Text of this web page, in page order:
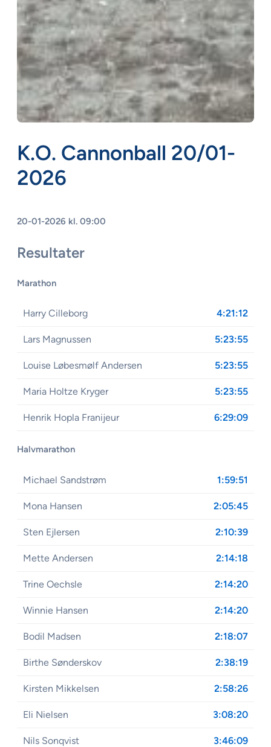
K.O. Cannonball 20/01-
2026
20-01-2026 kl. 09:00
Resultater
Marathon
Harry Cilleborg 4:21:12
Lars Magnussen 5:23:55
Louise Løbesmølf Andersen 5:23:55
Maria Holtze Kryger 5:23:55
Henrik Hopla Franijeur 6:29:09
Halvmarathon
Michael Sandstrøm 1:59:51
Mona Hansen 2:05:45
Sten Ejlersen 2:10:39
Mette Andersen 2:14:18
Trine Oechsle 2:14:20
Winnie Hansen 2:14:20
Bodil Madsen 2:18:07
Birthe Sønderskov 2:38:19
Kirsten Mikkelsen 2:58:26
Eli Nielsen 3:08:20
Nils Sonqvist 3:46:09